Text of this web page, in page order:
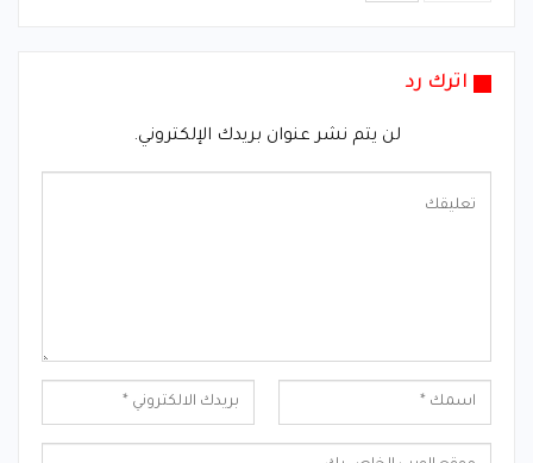
اترك رد
لن يتم نشر عنوان بريدك الإلكتروني.